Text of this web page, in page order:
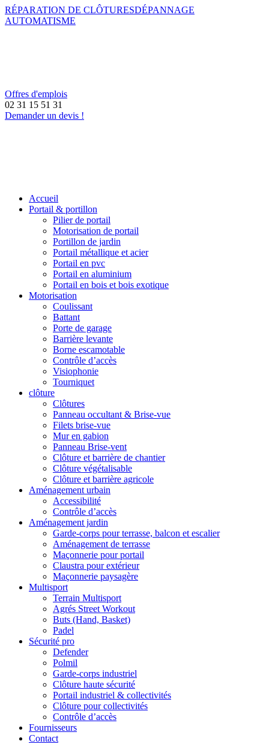
RÉPARATION DE CLÔTURESDÉPANNAGE
AUTOMATISME
Offres d'emplois
02 31 15 51 31
Demander un devis !
Accueil
Portail & portillon
Pilier de portail
Motorisation de portail
Portillon de jardin
Portail métallique et acier
Portail en pvc
Portail en aluminium
Portail en bois et bois exotique
Motorisation
Coulissant
Battant
Porte de garage
Barrière levante
Borne escamotable
Contrôle d’accès
Visiophonie
Tourniquet
clôture
Clôtures
Panneau occultant & Brise-vue
Filets brise-vue
Mur en gabion
Panneau Brise-vent
Clôture et barrière de chantier
Clôture végétalisable
Clôture et barrière agricole
Aménagement urbain
Accessibilité
Contrôle d’accès
Aménagement jardin
Garde-corps pour terrasse, balcon et escalier
Aménagement de terrasse
Maçonnerie pour portail
Claustra pour extérieur
Maçonnerie paysagère
Multisport
Terrain Multisport
Agrés Street Workout
Buts (Hand, Basket)
Padel
Sécurité pro
Defender
Polmil
Garde-corps industriel
Clôture haute sécurité
Portail industriel & collectivités
Clôture pour collectivités
Contrôle d’accès
Fournisseurs
Contact